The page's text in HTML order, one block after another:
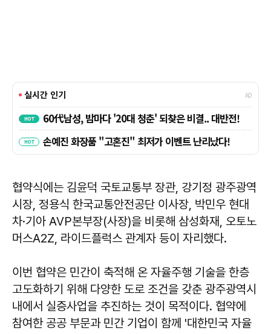
협약식에는 김윤덕 국토교통부 장관, 강기정 광주광역
시장, 정용식 한국교통안전공단 이사장, 박민우 현대
차·기아 AVP본부장(사장)을 비롯해 삼성화재, 오토노
머스A2Z, 라이드플럭스 관계자 등이 자리했다.
이번 협약은 민간이 축적해 온 자율주행 기술을 한층
고도화하기 위해 다양한 도로 조건을 갖춘 광주광역시
내에서 실증사업을 추진하는 것이 목적이다. 협약에
참여한 공공 부문과 민간 기업이 함께 '대한민국 자율